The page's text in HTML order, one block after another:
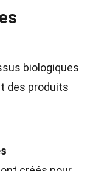
biologiques
des produits